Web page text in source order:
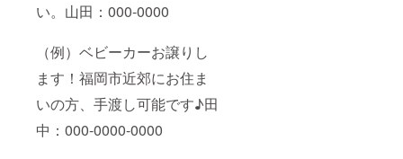
い。山田：000-0000
（例）ベビーカーお譲りし
ます！福岡市近郊にお住ま
いの方、手渡し可能です♪田
中：000-0000-0000